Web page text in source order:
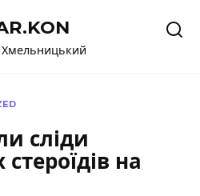
сліди
на